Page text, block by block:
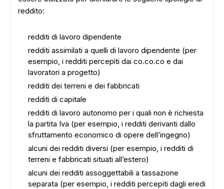
reddito:
redditi di lavoro dipendente
redditi assimilati a quelli di lavoro dipendente (per
esempio, i redditi percepiti dai co.co.co e dai
lavoratori a progetto)
redditi dei terreni e dei fabbricati
redditi di capitale
redditi di lavoro autonomo per i quali non è richiesta
la partita Iva (per esempio, i redditi derivanti dallo
sfruttamento economico di opere dell’ingegno)
alcuni dei redditi diversi (per esempio, i redditi di
terreni e fabbricati situati all’estero)
alcuni dei redditi assoggettabili a tassazione
separata (per esempio, i redditi percepiti dagli eredi